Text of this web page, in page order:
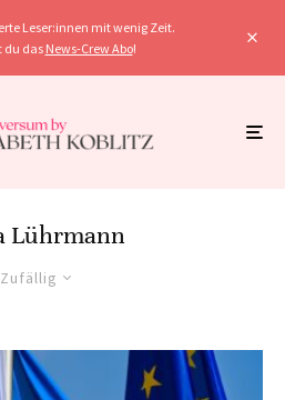
Leser:innen mit wenig Zeit.
du das News-Crew Abo!
Lührmann
Zufällig